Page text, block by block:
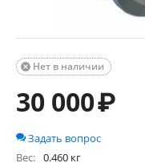
Нет в наличии

30 000₽
Задать вопрос
Вес: 0.460 кг